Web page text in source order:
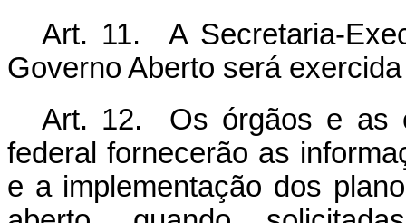
Art. 11. A Secretaria-
Governo Aberto será
Art. 12. Os órgãos e as
federal fornecerão as
e a implementação dos